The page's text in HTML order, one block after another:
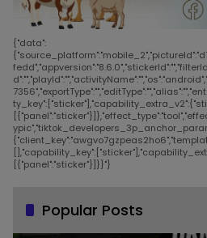
{"data":
[{"panel":"sticker"}]}}"}
Popular Posts